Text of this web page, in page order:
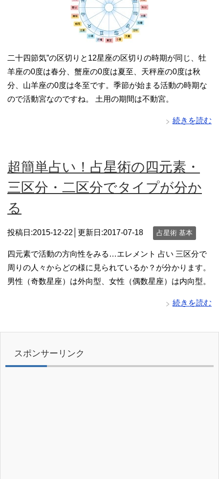
二十四節気”の区切りと12星座の区切りの時期が同じ、牡
羊座の0度は春分、蟹座の0度は夏至、天秤座の0度は秋
分、山羊座の0度は冬至です。季節が始まる活動の時期な
ので活動宮なのですね。 土用の期間は不動宮。
続きを読む
超簡単占い！占星術の四元素・
三区分・二区分でタイプが分か
る
投稿日:2015-12-22│更新日:2017-07-18 占星術 基本
四元素で活動の方向性をみる…エレメント 占い 三区分で
周りの人々からどの様に見られているか？が分かります。
男性（奇数星座）は外向型、女性（偶数星座）は内向型。
続きを読む
スポンサーリンク